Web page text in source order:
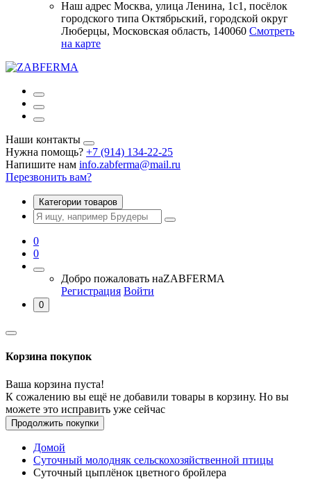
Наш адрес Москва, улица Ленина, 1с1, посёлок
городского типа Октябрьский, городской округ
Люберцы, Московская область, 140060 Смотреть
на карте
Наши контакты
Нужна помощь? +7 (914) 134-22-25
Напишите нам info.zabferma@mail.ru
Перезвонить вам?
Категории товаров
0
0
Добро пожаловать наZABFERMA
Регистрация Войти
0
Корзина покупок
Ваша корзина пуста!
К сожалению вы ещё не добавили товары в корзину. Но вы
можете это исправить уже сейчас
Продолжить покупки
Домой
Суточный молодняк сельскохозяйственной птицы
Суточный цыплёнок цветного бройлера